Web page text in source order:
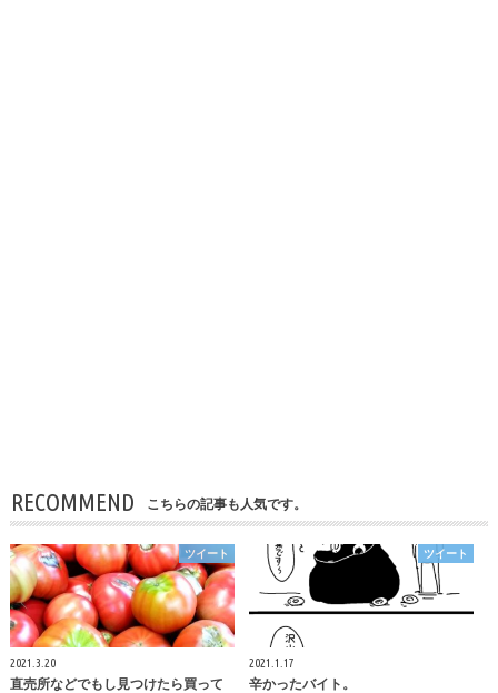
RECOMMEND こちらの記事も人気です。
ツイート
2021.3.20
直売所などでもし見つけたら買って
ツイート
2021.1.17
辛かったバイト。